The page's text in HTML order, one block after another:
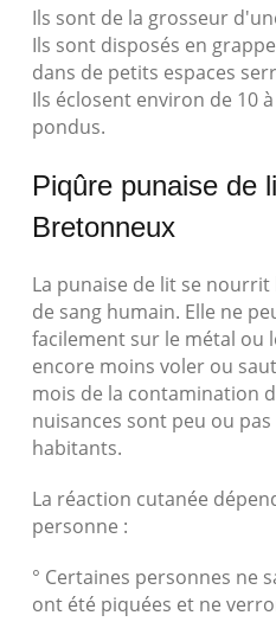
Ils sont de la grosseur
Ils sont disposés en
dans de petits espaces
Ils éclosent environ de 10
pondus.
Piqûre punaise de
Bretonneux
La punaise de lit se
de sang humain. Elle ne
facilement sur le métal ou
encore moins voler ou
mois de la contamination
nuisances sont peu ou
habitants.
La réaction cutanée
personne :
° Certaines personnes ne
ont été piquées et ne